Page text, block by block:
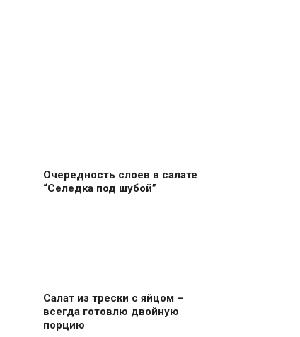
Очередность слоев в салате
“Селедка под шубой”
Салат из трески с яйцом –
всегда готовлю двойную
порцию